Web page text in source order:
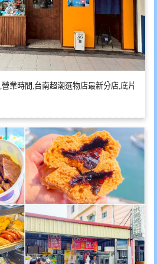
業時間,台南超潮選物店最新分店,底片